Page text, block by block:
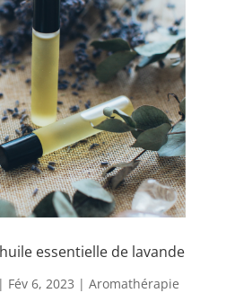
essentielle de lavande
| Fév 6, 2023 | Aromathérapie